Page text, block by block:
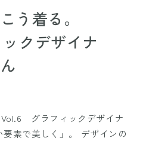
う着る。
クデザイナ
Vol.6 グラフィックデザイナ
素で美しく」。 デザインの